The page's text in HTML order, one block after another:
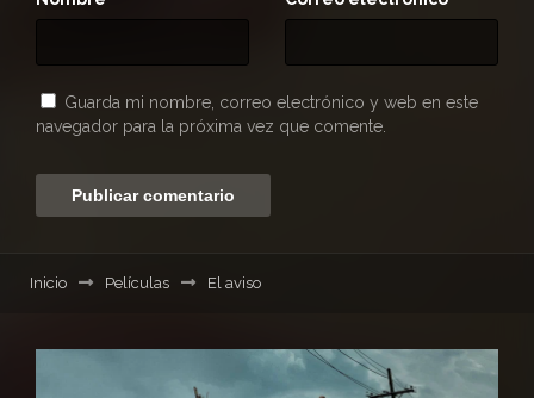
Guarda mi nombre, correo electrónico y web en este
navegador para la próxima vez que comente.
Inicio Películas El aviso